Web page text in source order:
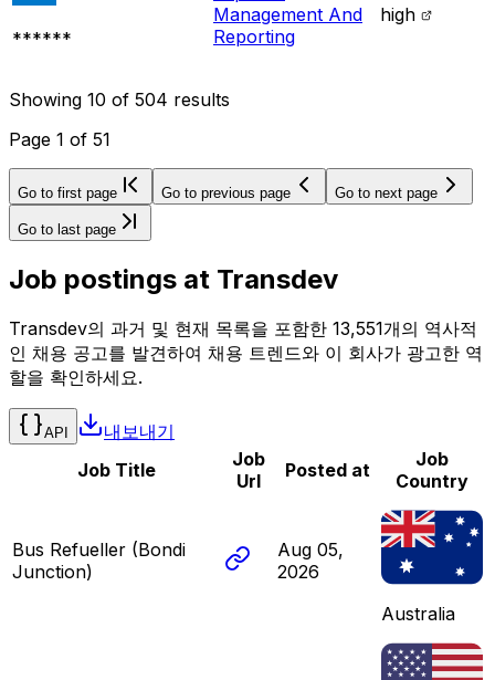
******
Management And
Reporting
high
Showing 10 of 504 results
Page 1 of 51
Go to first page Go to previous page Go to next page
Go to last page
Job postings at Transdev
Transdev의 과거 및 현재 목록을 포함한 13,551개의 역사적
인 채용 공고를 발견하여 채용 트렌드와 이 회사가 광고한 역
할을 확인하세요.
API
내보내기
Job Title
Job
Url
Posted at
Job
Country
Bus Refueller (Bondi
Junction)
Aug 05,
2026
Australia